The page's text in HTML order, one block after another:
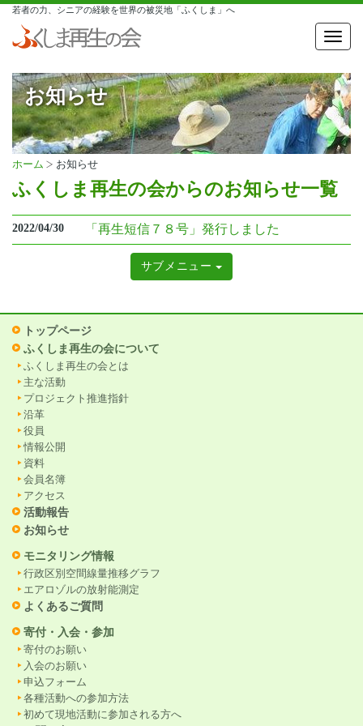
若者の力、シニアの経験を世界の被災地「ふくしま」へ
お知らせ
ホーム お知らせ
ふくしま再生の会からのお知らせ一覧
2022/04/30 「再生短信７８号」発行しました
サブメニュー
トップページ
ふくしま再生の会について
ふくしま再生の会とは
主な活動
プロジェクト推進指針
沿革
役員
情報公開
資料
会員名簿
アクセス
活動報告
お知らせ
モニタリング情報
行政区別空間線量推移グラフ
エアロゾルの放射能測定
よくあるご質問
寄付・入会・参加
寄付のお願い
入会のお願い
申込フォーム
各種活動への参加方法
初めて現地活動に参加される方へ